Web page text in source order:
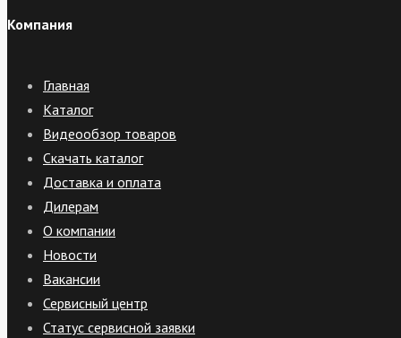
Компания
Главная
Каталог
Видеообзор товаров
Скачать каталог
Доставка и оплата
Дилерам
О компании
Новости
Вакансии
Сервисный центр
Статус сервисной заявки